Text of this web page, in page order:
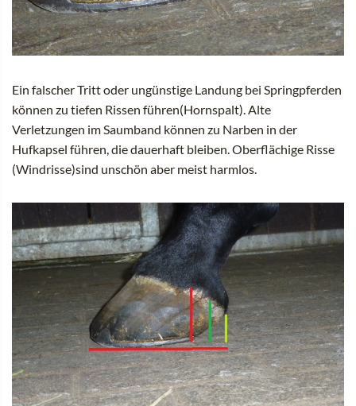
Ein falscher Tritt oder ungünstige Landung bei Springpferden
können zu tiefen Rissen führen(Hornspalt). Alte
Verletzungen im Saumband können zu Narben in der
Hufkapsel führen, die dauerhaft bleiben. Oberflächige Risse
(Windrisse)sind unschön aber meist harmlos.